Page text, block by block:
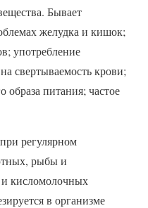
Бывает
желудка и кишок;
употребление
свертываемость крови;
образа питания; частое
регулярном
рыбы и
и кисломолочных
в организме